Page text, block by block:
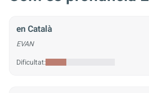
en Català
EVAN
Dificultat: